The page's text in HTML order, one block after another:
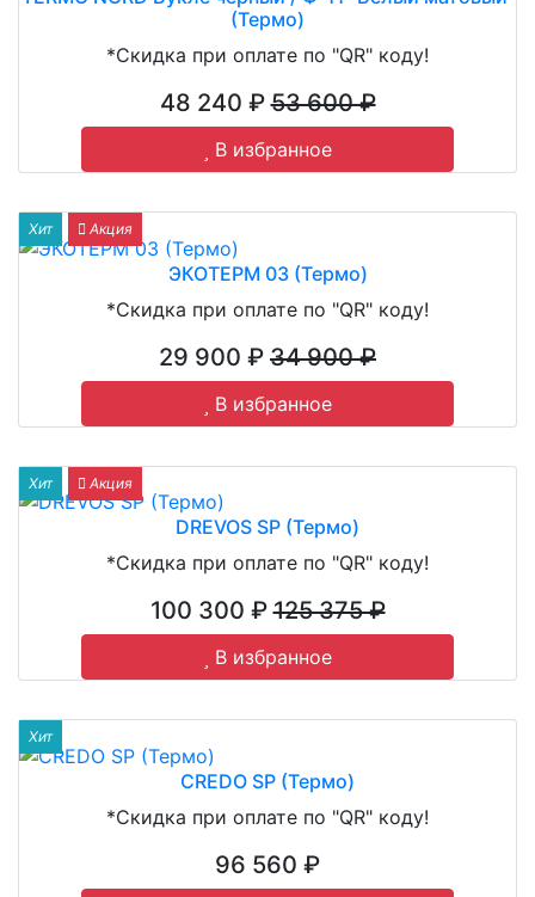
(Термо)
*Скидка при оплате по "QR" коду!
48 240 ₽53 600 ₽
В избранное
Хит Акция
ЭКОТЕРМ 03 (Термо)
*Скидка при оплате по "QR" коду!
29 900 ₽ 34 900 ₽
В избранное
Хит Акция
DREVOS SP (Термо)
*Скидка при оплате по "QR" коду!
100 300 ₽125 375 ₽
В избранное
Хит
CREDO SP (Термо)
*Скидка при оплате по "QR" коду!
96 560 ₽